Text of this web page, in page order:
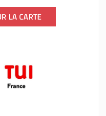
LA CARTE